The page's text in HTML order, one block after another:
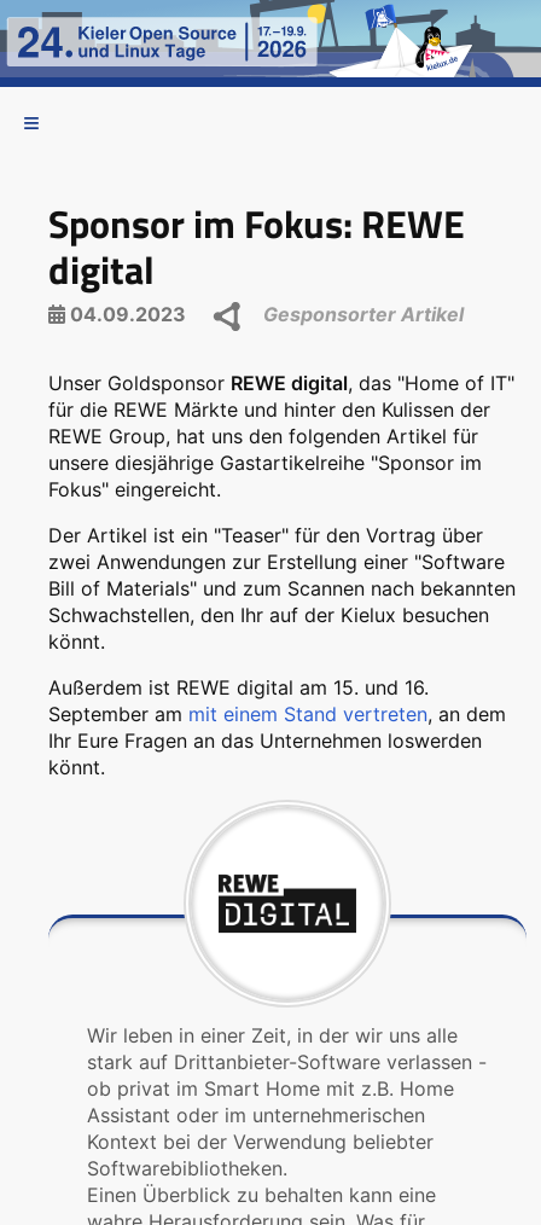
Sponsor im Fokus: REWE
digital
04.09.2023 Gesponsorter Artikel
Unser Goldsponsor REWE digital, das "Home of IT"
für die REWE Märkte und hinter den Kulissen der
REWE Group, hat uns den folgenden Artikel für
unsere diesjährige Gastartikelreihe "Sponsor im
Fokus" eingereicht.
Der Artikel ist ein "Teaser" für den Vortrag über
zwei Anwendungen zur Erstellung einer "Software
Bill of Materials" und zum Scannen nach bekannten
Schwachstellen, den Ihr auf der Kielux besuchen
könnt.
Außerdem ist REWE digital am 15. und 16.
September am mit einem Stand vertreten, an dem
Ihr Eure Fragen an das Unternehmen loswerden
könnt.
Wir leben in einer Zeit, in der wir uns alle
stark auf Drittanbieter-Software verlassen -
ob privat im Smart Home mit z.B. Home
Assistant oder im unternehmerischen
Kontext bei der Verwendung beliebter
Softwarebibliotheken.
Einen Überblick zu behalten kann eine